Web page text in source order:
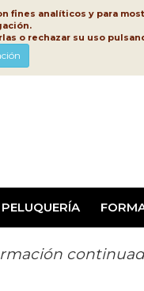
fines analíticos y para
o rechazar su uso
PELUQUERÍA